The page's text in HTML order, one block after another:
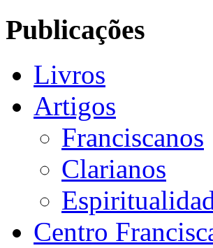
Publicações
Livros
Artigos
Franciscanos
Clarianos
Centro